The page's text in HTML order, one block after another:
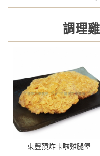
調理
東豐預炸卡啦雞腿堡